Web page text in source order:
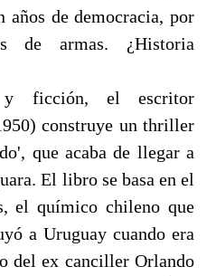
años de democracia, por
de armas. ¿Historia
y ficción, el escritor
construye un thriller
que acaba de llegar a
El libro se basa en el
el químico chileno que
a Uruguay cuando era
del ex canciller Orlando